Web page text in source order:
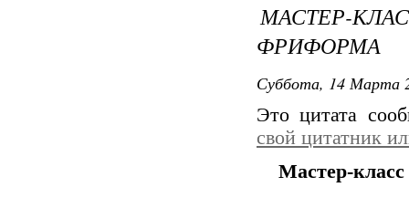
МАСТЕР-
ФРИФОРМА
Суббота, 14 Марта
Это цитата
свой цитатник
Мастер-